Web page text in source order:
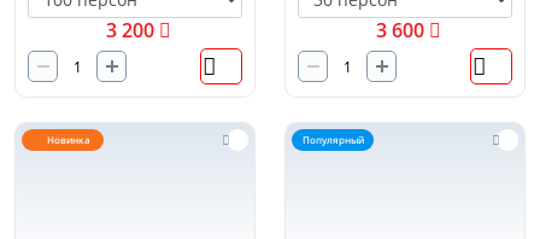
3 200 3 600
Новинка Популярный